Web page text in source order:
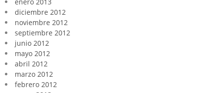
diciembre 2012
noviembre 2012
septiembre 2012
junio 2012
mayo 2012
abril 2012
marzo 2012
febrero 2012